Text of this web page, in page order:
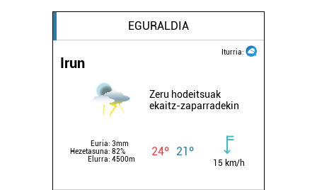
EGURALDIA
Iturria:
Irun
Zeru hodeitsuak
ekaitz-zaparradekin
Euria: 3mm
Hezetasuna: 82%
Elurra: 4500m
24º 21º
15 km/h